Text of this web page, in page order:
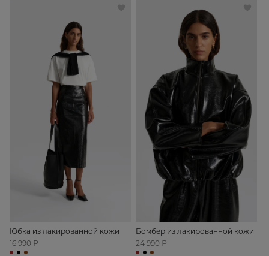
Юбка из лакированной кожи
16 990 ₽
Бомбер из лакированной кожи
24 990 ₽